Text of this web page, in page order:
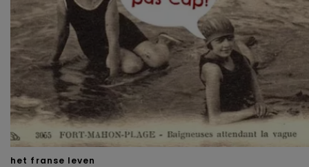
het franse leven